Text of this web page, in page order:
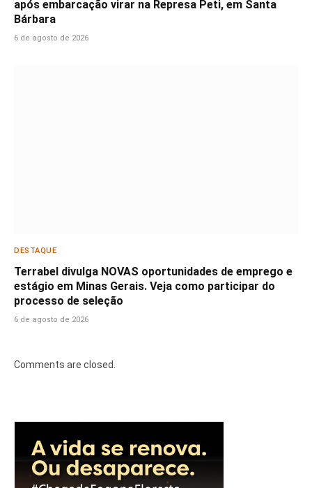
após embarcação virar na Represa Peti, em Santa
Bárbara
6 de agosto de 2026
DESTAQUE
Terrabel divulga NOVAS oportunidades de emprego e
estágio em Minas Gerais. Veja como participar do
processo de seleção
6 de agosto de 2026
Comments are closed.